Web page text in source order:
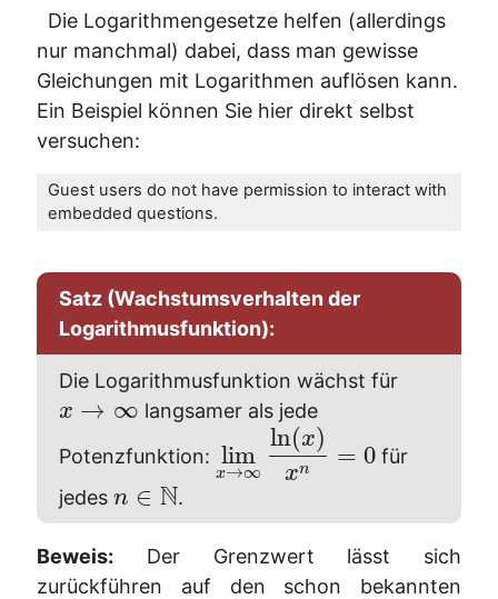
Die Logarithmengesetze helfen (allerdings
nur manchmal) dabei, dass man gewisse
Gleichungen mit Logarithmen auflösen kann.
Ein Beispiel können Sie hier direkt selbst
versuchen:
Guest users do not have permission to interact with
embedded questions.
Satz (Wachstumsverhalten der
Logarithmusfunktion):
Die Logarithmusfunktion wächst für
x → ∞ langsamer als jede
Potenzfunktion: lim
x→∞
ln(x)
xn = 0 für
jedes n ∈ N.
Beweis: Der Grenzwert lässt sich
zurückführen auf den schon bekannten